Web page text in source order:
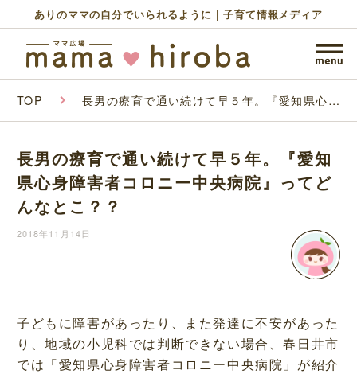
ありのママの自分でいられるように｜子育て情報メディア
TOP 長男の療育で通い続けて早５年。『愛知県心身
長男の療育で通い続けて早５年。『愛知
県心身障害者コロニー中央病院』ってど
んなとこ？？
2018年11月14日
子どもに障害があったり、また発達に不安があった
り、地域の小児科では判断できない場合、春日井市
では「愛知県心身障害者コロニー中央病院」が紹介